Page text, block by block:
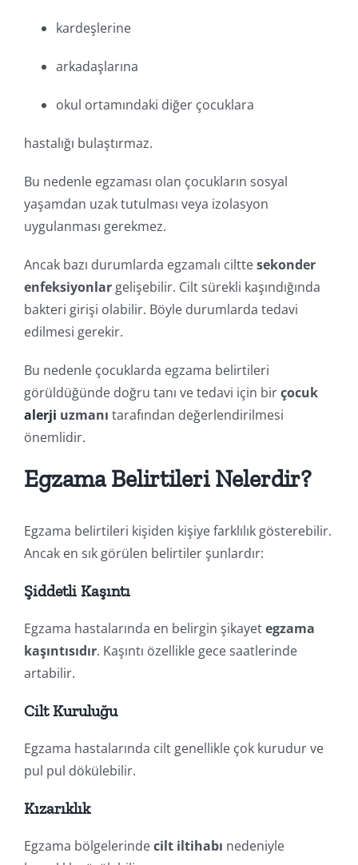
kardeşlerine
arkadaşlarına
okul ortamındaki diğer çocuklara
hastalığı bulaştırmaz.
Bu nedenle egzaması olan çocukların sosyal
yaşamdan uzak tutulması veya izolasyon
uygulanması gerekmez.
Ancak bazı durumlarda egzamalı cilttesekonder
enfeksiyonlargelişebilir. Cilt sürekli kaşındığında
bakteri girişi olabilir. Böyle durumlarda tedavi
edilmesi gerekir.
Bu nedenle çocuklarda egzama belirtileri
görüldüğünde doğru tanı ve tedavi için birçocuk
alerji uzmanı tarafından değerlendirilmesi
önemlidir.
Egzama Belirtileri Nelerdir?
Egzama belirtileri kişiden kişiye farklılık gösterebilir.
Ancak en sık görülen belirtiler şunlardır:
Şiddetli Kaşıntı
Egzama hastalarında en belirgin şikayetegzama
kaşıntısıdır. Kaşıntı özellikle gece saatlerinde
artabilir.
Cilt Kuruluğu
Egzama hastalarında cilt genellikle çok kurudur ve
pul pul dökülebilir.
Kızarıklık
Egzama bölgelerindecilt iltihabı nedeniyle